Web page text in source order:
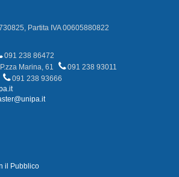
Partita IVA 00605880822
091 238 86472
Marina, 61
091 238 93011
091 238 93666
il Pubblico